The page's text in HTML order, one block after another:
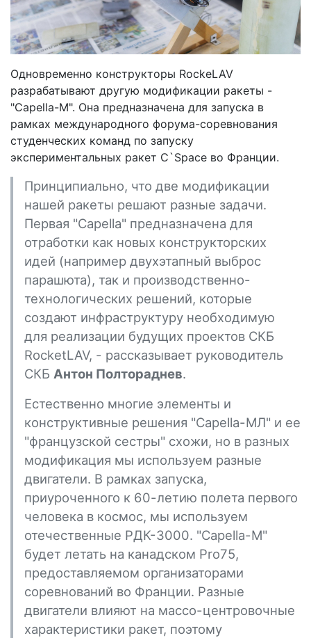
Одновременно конструкторы RockeLAV
разрабатывают другую модификации ракеты -
"Capella-М". Она предназначена для запуска в
рамках международного форума-соревнования
студенческих команд по запуску
экспериментальных ракет C`Space во Франции.
Принципиально, что две модификации
нашей ракеты решают разные задачи.
Первая "Capella" предназначена для
отработки как новых конструкторских
идей (например двухэтапный выброс
парашюта), так и производственно-
технологических решений, которые
создают инфраструктуру необходимую
для реализации будущих проектов СКБ
RocketLAV, - рассказывает руководитель
СКБ Антон Полтораднев.
Естественно многие элементы и
конструктивные решения "Capella-МЛ" и ее
"французской сестры" схожи, но в разных
модификация мы используем разные
двигатели. В рамках запуска,
приуроченного к 60-летию полета первого
человека в космос, мы используем
отечественные РДК-3000. "Capellа-M"
будет летать на канадском Pro75,
предоставляемом организаторами
соревнований во Франции. Разные
двигатели влияют на массо-центровочные
характеристики ракет, поэтому